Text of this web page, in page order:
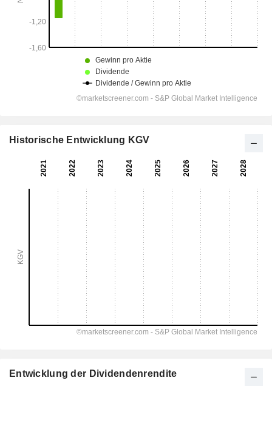
Historische Entwicklung KGV
Entwicklung der Dividendenrendite